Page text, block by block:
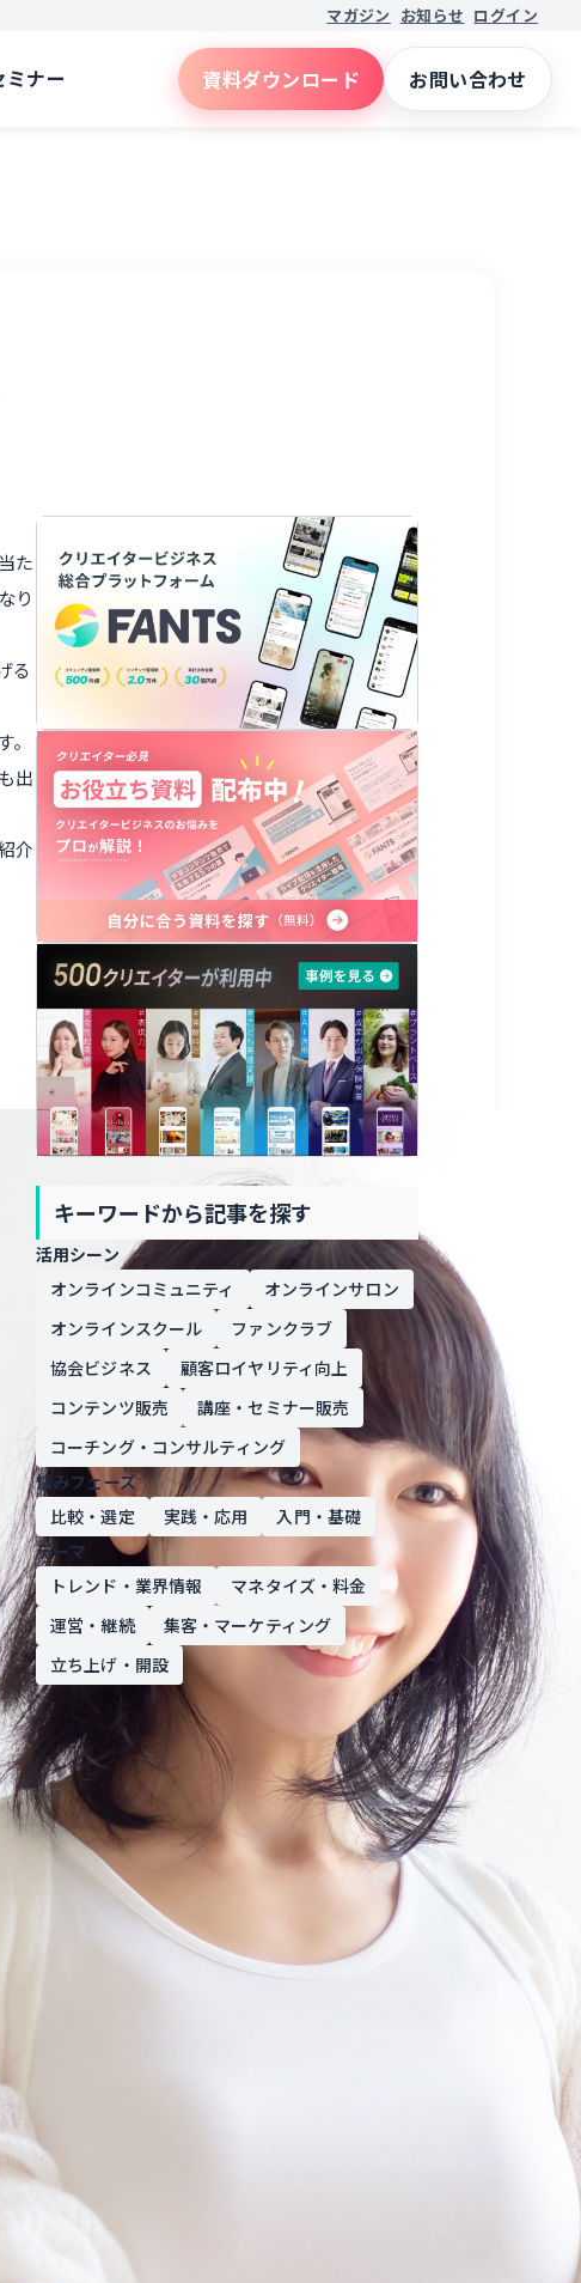
た
り
る
出
介
キーワードから記事を探す
活用シーン
オンラインコミュニティ
オンラインサロン
オンラインスクール
ファンクラブ
協会ビジネス
顧客ロイヤリティ向上
コンテンツ販売
講座・セミナー販売
コーチング・コンサルティング
悩みフェーズ
比較・選定
実践・応用
入門・基礎
テーマ
トレンド・業界情報
マネタイズ・料金
運営・継続
集客・マーケティング
立ち上げ・開設
マガジン お知らせ ログイン
ミナー 資料ダウンロード お問い合わせ